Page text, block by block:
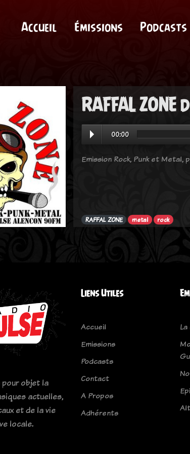
Accueil Émissions Podcasts
RAFFAL
00:00
Emission Rock, Punk et
RAFFAL ZONE metal rock
pour objet la
actuelles,
et de la vie
locale.
Liens Utiles
Accueil
Emissions
Podcasts
Contact
A Propos
Adhérents